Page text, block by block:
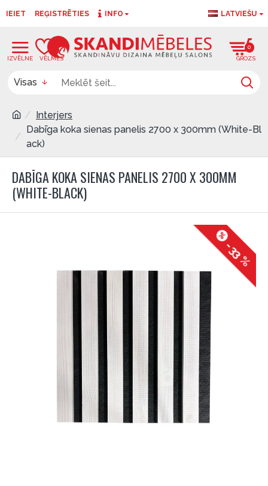
IEIET REĢISTRĒTIES INFO LATVIEŠU
0
Visas
Interjers
Dabīga koka sienas panelis 2700 x 300mm (White-Bl
ack)
DABĪGA KOKA SIENAS PANELIS 2700 X 300MM
(WHITE-BLACK)
-33 %